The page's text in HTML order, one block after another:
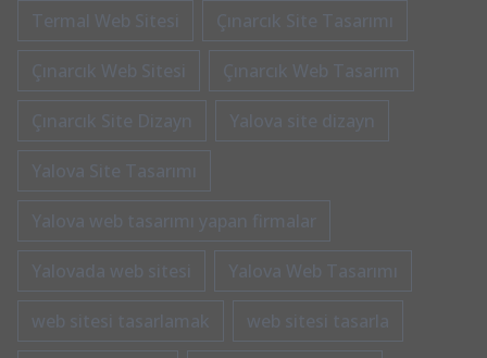
Termal Web Sitesi Çınarcık Site Tasarımı
Çınarcık Web Sitesi Çınarcık Web Tasarım
Çınarcık Site Dizayn Yalova site dizayn
Yalova Site Tasarımı
Yalova web tasarımı yapan firmalar
Yalovada web sitesi Yalova Web Tasarımı
web sitesi tasarlamak web sitesi tasarla